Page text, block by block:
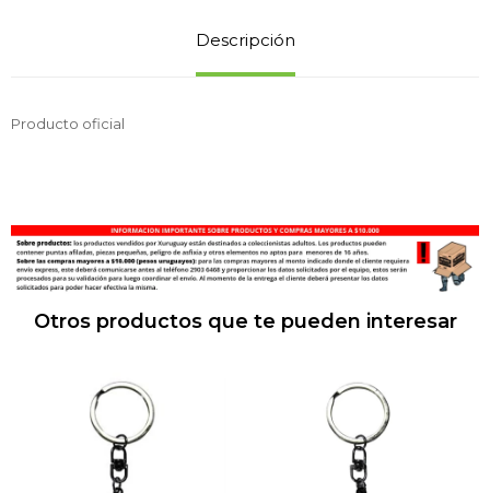
Descripción
Producto oficial
Otros productos que te pueden interesar